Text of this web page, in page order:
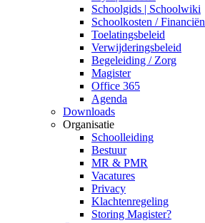
Schoolgids | Schoolwiki
Schoolkosten / Financiën
Toelatingsbeleid
Verwijderingsbeleid
Begeleiding / Zorg
Magister
Office 365
Agenda
Downloads
Organisatie
Schoolleiding
Bestuur
MR & PMR
Vacatures
Privacy
Klachtenregeling
Storing Magister?